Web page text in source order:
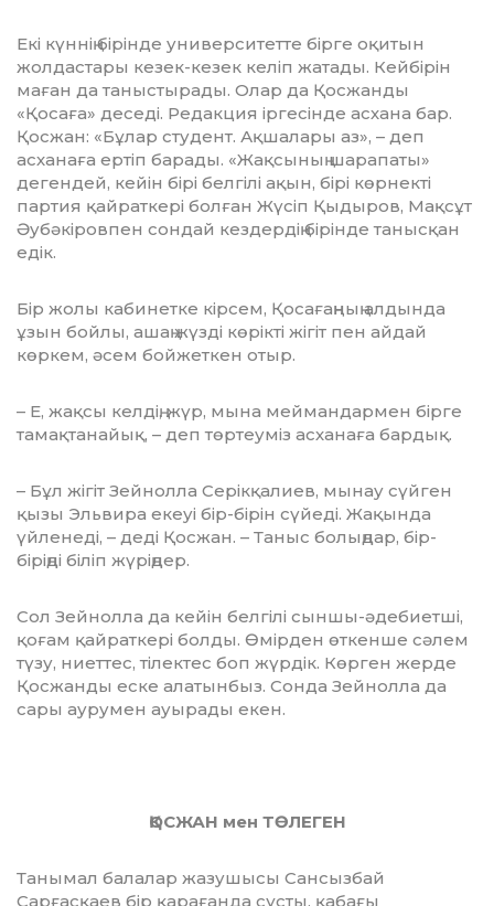
Екі күннің бірінде университетте бір­ге оқитын
жолдастары кезек-кезек ке­ліп жатады. Кейбірін
маған да таныс­ты­рады. Олар да Қосжанды
«Қосаға» де­седі. Редакция іргесінде асхана бар.
Қос­жан: «Бұлар студент. Ақшалары аз», – деп
асханаға ертіп барады. «Жақсының шарапаты»
дегендей, кейін бірі белгілі ақын, бірі көрнекті
партия қайраткері болған Жүсіп Қыдыров, Мақсұт
Әубәкі­ров­пен сондай кездердің бірінде таныс­қан
едік.
Бір жолы кабинетке кірсем, Қоса­ғаң­ның алдында
ұзын бойлы, ашаң жүзді кө­рікті жігіт пен айдай
көркем, әсем бой­жеткен отыр.
– Е, жақсы келдің, жүр, мына мей­ман­дармен бірге
тамақтанайық, – деп төр­теуміз асханаға бардық.
– Бұл жігіт Зейнолла Серікқалиев, мы­нау сүйген
қызы Эльвира екеуі бір-бі­рін сүйеді. Жақында
үйленеді, – деді Қос­жан. – Таныс болыңдар, бір-
біріңді бі­ліп жүріңдер.
Сол Зейнолла да кейін белгілі сын­шы-әдебиетші,
қоғам қайраткері болды. Өмірден өткенше сәлем
түзу, ниеттес, тілектес боп жүрдік. Көрген жерде
Қос­жан­ды еске алатынбыз. Сонда Зейнолла да
сары аурумен ауырады екен.
ҚОСЖАН мен ТӨЛЕГЕН
Танымал балалар жазушысы Сансыз­бай
Сарғасқаев бір қарағанда сұсты, қа­бағы